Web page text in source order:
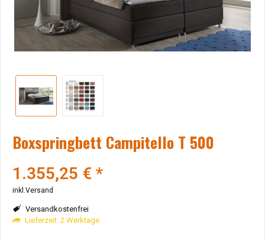
Boxspringbett Campitello T 500
1.355,25 € *
inkl.Versand
Versandkostenfrei
Lieferzeit: 2 Werktage